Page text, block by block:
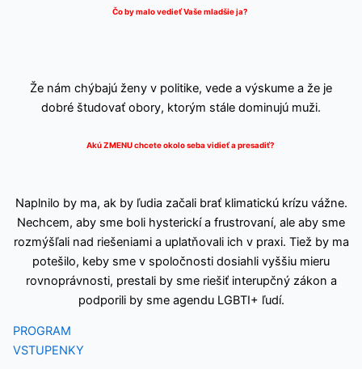
Čo by malo vedieť Vaše mladšie ja?
Že nám chýbajú ženy v politike, vede a výskume a že je
dobré študovať obory, ktorým stále dominujú muži.
Akú ZMENU chcete okolo seba vidieť a presadiť?
Naplnilo by ma, ak by ľudia začali brať klimatickú krízu vážne.
Nechcem, aby sme boli hysterickí a frustrovaní, ale aby sme
rozmýšľali nad riešeniami a uplatňovali ich v praxi. Tiež by ma
potešilo, keby sme v spoločnosti dosiahli vyššiu mieru
rovnoprávnosti, prestali by sme riešiť interupčný zákon a
podporili by sme agendu LGBTI+ ľudí.
PROGRAM
VSTUPENKY